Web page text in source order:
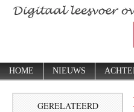
HOME NIEUWS
GERELATEERD